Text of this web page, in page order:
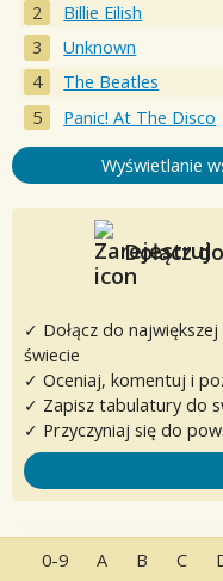
Billie Eilish
Unknown
The Beatles
Panic! At The Disco
Wyświetlanie
Dołącz
✓ Dołącz do
świecie
✓ Oceniaj, komentuj i
✓ Zapisz tabulatury do
✓ Przyczyniaj się do
0-9 A B C